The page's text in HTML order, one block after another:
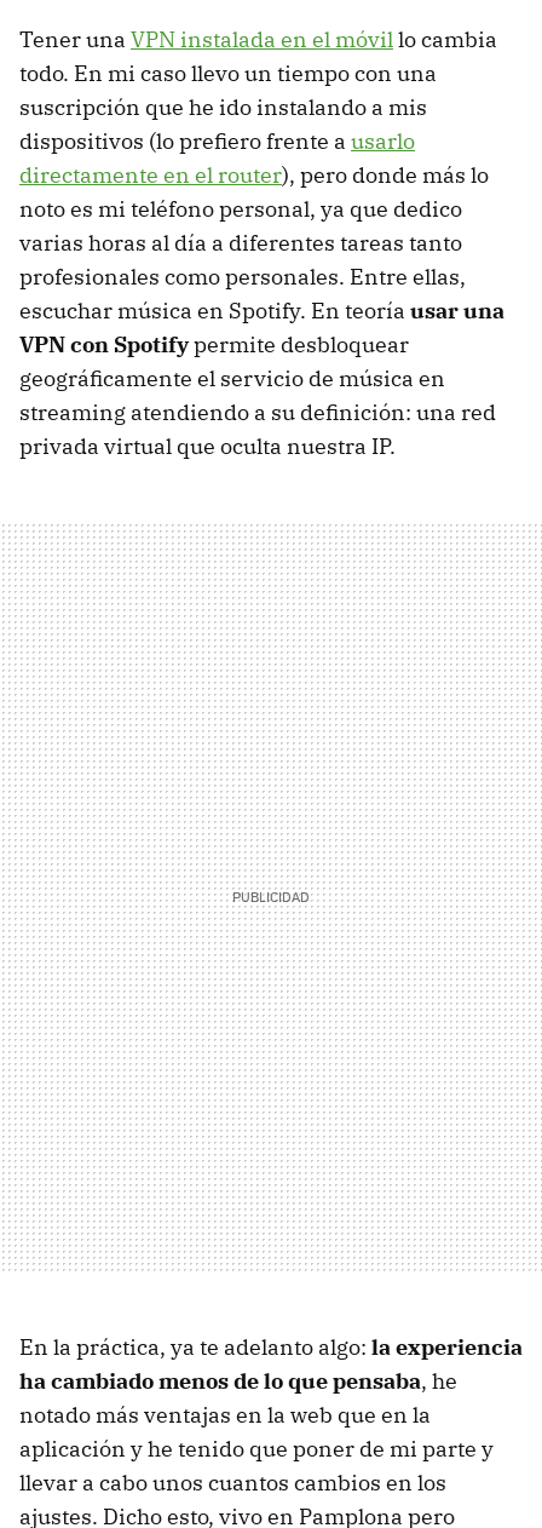
Tener una VPN instalada en el móvillo cambia
todo. En mi caso llevo un tiempo con una
suscripción que he ido instalando a mis
dispositivos (lo prefiero frente a usarlo
directamente en el router), pero donde más lo
noto es mi teléfono personal, ya que dedico
varias horas al día a diferentes tareas tanto
profesionales como personales. Entre ellas,
escuchar música en Spotify. En teoría usar una
VPN con Spotifypermite desbloquear
geográficamente el servicio de música en
streaming atendiendo a su definición: una red
privada virtual que oculta nuestra IP.
En la práctica, ya te adelanto algo: la experiencia
ha cambiado menos de lo que pensaba, he
notado más ventajas en la web que en la
aplicación y he tenido que poner de mi parte y
llevar a cabo unos cuantos cambios en los
ajustes. Dicho esto, vivo en Pamplona pero